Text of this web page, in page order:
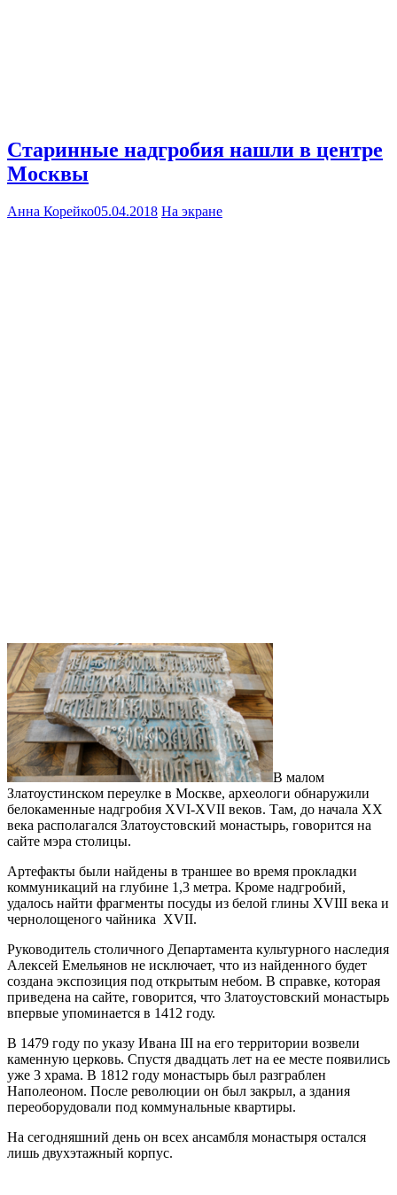
Старинные надгробия нашли в центре
Москвы
Анна Корейко05.04.2018 На экране
В малом
Златоустинском переулке в Москве, археологи обнаружили
белокаменные надгробия XVI-XVII веков. Там, до начала XX
века располагался Златоустовский монастырь, говорится на
сайте мэра столицы.
Артефакты были найдены в траншее во время прокладки
коммуникаций на глубине 1,3 метра. Кроме надгробий,
удалось найти фрагменты посуды из белой глины XVIII века и
чернолощеного чайника XVII.
Руководитель столичного Департамента культурного наследия
Алексей Емельянов не исключает, что из найденного будет
создана экспозиция под открытым небом. В справке, которая
приведена на сайте, говорится, что Златоустовский монастырь
впервые упоминается в 1412 году.
В 1479 году по указу Ивана III на его территории возвели
каменную церковь. Спустя двадцать лет на ее месте появились
уже 3 храма. В 1812 году монастырь был разграблен
Наполеоном. После революции он был закрыл, а здания
переоборудовали под коммунальные квартиры.
На сегодняшний день он всех ансамбля монастыря остался
лишь двухэтажный корпус.